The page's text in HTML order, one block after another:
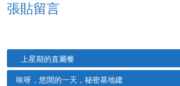
張貼留言
上星期的直屬餐
唉呀，悠閒的一天，秘密基地建